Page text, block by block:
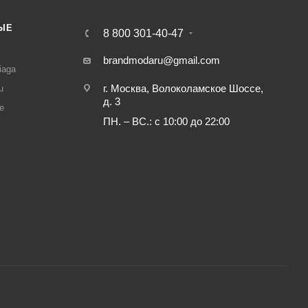
8 800 301-40-47
brandmodaru@gmail.com
г. Москва, Волоколамское Шоссе,
д. 3
ПН. – ВС.: с 10:00 до 22:00